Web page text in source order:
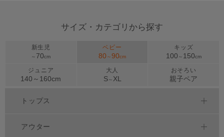
サイズ・カテゴリから探す
新生児
～ 70cm
ベビー
80 ～90cm
キッズ
100 ～ 150cm
ジュニア
140～ 160cm
大人
S～ XL
おそろい
親子ペア
トップス
アウター